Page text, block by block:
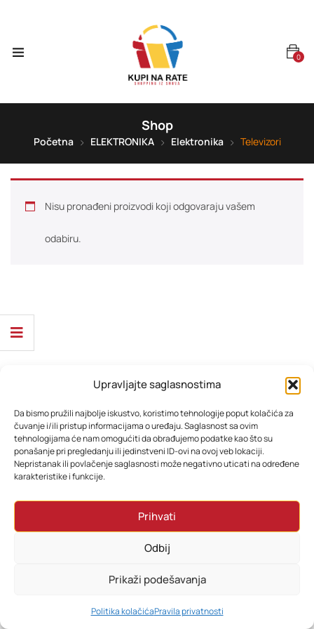
Upravljajte saglasnostima
Da bismo pružili najbolje iskustvo, koristimo tehnologije poput kolačića za
čuvanje i/ili pristup informacijama o uređaju. Saglasnost sa ovim
tehnologijama će nam omogućiti da obrađujemo podatke kao što su
ponašanje pri pregledanju ili jedinstveni ID-ovi na ovoj veb lokaciji.
Nepristanak ili povlačenje saglasnosti može negativno uticati na određene
karakteristike i funkcije.
Prihvati
Odbij
Prikaži podešavanja
Politika kolačićaPravila privatnosti
0
Shop
Početna ELEKTRONIKA Elektronika Televizori
Nisu pronađeni proizvodi koji odgovaraju vašem
odabiru.
PRETRAŽI KORPA MOJ RAČUN